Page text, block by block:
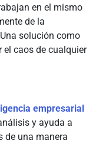
en el mismo
de la
solución como
el caos de cualquier
empresarial
y ayuda a
de una manera